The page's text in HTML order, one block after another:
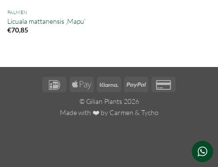
PALMEN
Licuala mattanensis ‚Mapu‘
€70,85
IDeal
Apple
Klarna PayPal
© Gilian Plants 2026
Made with ❤️ by Carmen & Tycho